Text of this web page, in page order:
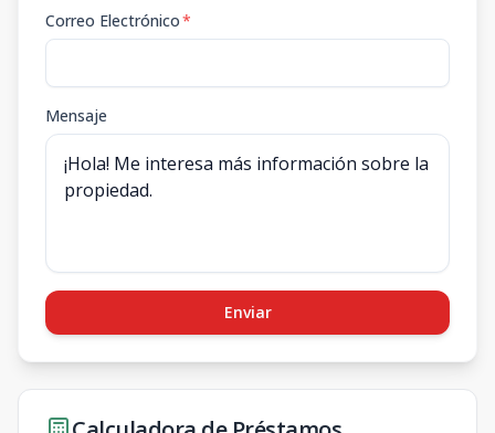
Correo Electrónico*
Mensaje
Enviar